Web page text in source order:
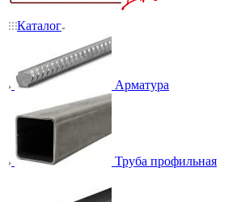
Каталог
Арматура
Труба профильная